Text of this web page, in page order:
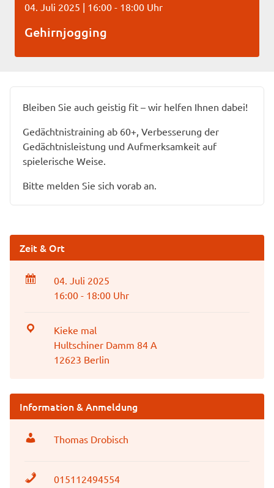
04. Juli 2025 | 16:00 - 18:00 Uhr
Gehirnjogging
Bleiben Sie auch geistig fit – wir helfen Ihnen dabei!
Gedächtnistraining ab 60+, Verbesserung der
Gedächtnisleistung und Aufmerksamkeit auf
spielerische Weise.
Bitte melden Sie sich vorab an.
Zeit & Ort
04. Juli 2025
16:00 - 18:00 Uhr
Kieke mal
Hultschiner Damm 84 A
12623 Berlin
Information & Anmeldung
Thomas Drobisch
015112494554